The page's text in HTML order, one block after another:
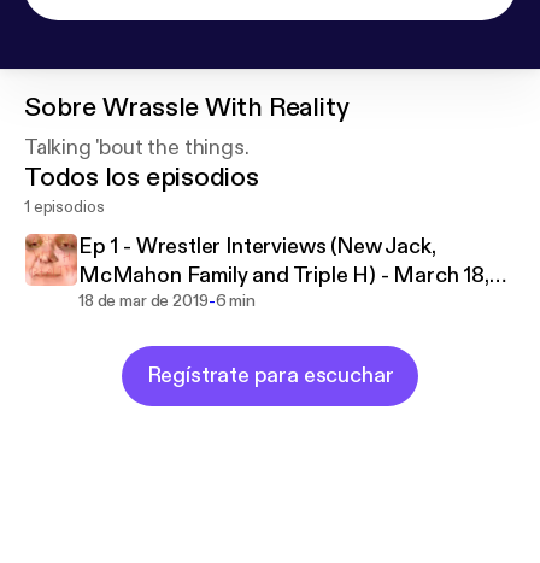
SobreWrassle With Reality
Talking 'bout the things.
Todos los episodios
1 episodios
Ep 1 - Wrestler Interviews (New Jack,
McMahon Family and Triple H) - March 18,
2019
18 de mar de 2019-6 min
Regístrate para escuchar